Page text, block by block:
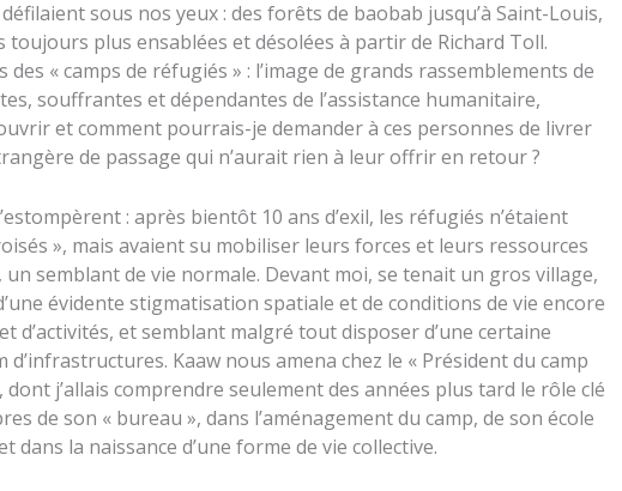
sous nos yeux : des forêts de baobab jusqu’à Saint-Louis,
toujours plus ensablées et désolées à partir de Richard Toll.
des « camps de réfugiés » : l’image de grands rassemblements de
souffrantes et dépendantes de l’assistance humanitaire,
et comment pourrais-je demander à ces personnes de livrer
de passage qui n’aurait rien à leur offrir en retour ?
: après bientôt 10 ans d’exil, les réfugiés n’étaient
», mais avaient su mobiliser leurs forces et leurs ressources
semblant de vie normale. Devant moi, se tenait un gros village,
évidente stigmatisation spatiale et de conditions de vie encore
d’activités, et semblant malgré tout disposer d’une certaine
Kaaw nous amena chez le « Président du camp
j’allais comprendre seulement des années plus tard le rôle clé
de son « bureau », dans l’aménagement du camp, de son école
la naissance d’une forme de vie collective.